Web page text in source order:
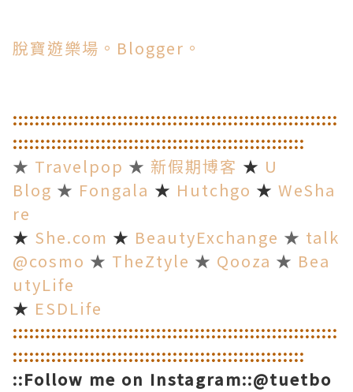
脫寶遊樂場。Blogger。
:::::::::::::::::::::::::::::::::::::::::::::::::::::::::::
:::::::::::::::::::::::::::::::::::::::::::::::::::::
★ Travelpop ★ 新假期博客 ★ U
Blog ★ Fongala ★ Hutchgo ★ WeSha
re
★ She.com ★ BeautyExchange ★ talk
@cosmo ★ TheZtyle ★ Qooza ★ Bea
utyLife
★ ESDLife
:::::::::::::::::::::::::::::::::::::::::::::::::::::::::::
:::::::::::::::::::::::::::::::::::::::::::::::::::::
::Follow me on Instagram::@tuetbo